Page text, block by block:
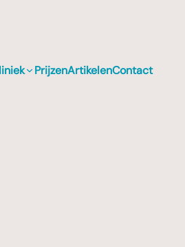
PrijzenArtikelenContact